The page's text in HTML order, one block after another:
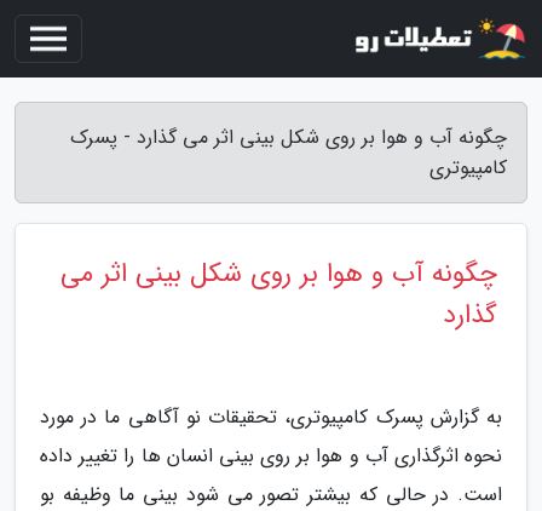
چگونه آب و هوا بر روی شکل بینی اثر می گذارد - پسرک
کامپیوتری
چگونه آب و هوا بر روی شکل بینی اثر می
گذارد
به گزارش پسرک کامپیوتری، تحقیقات نو آگاهی ما در مورد
نحوه اثرگذاری آب و هوا بر روی بینی انسان ها را تغییر داده
است. در حالی که بیشتر تصور می شود بینی ما وظیفه بو